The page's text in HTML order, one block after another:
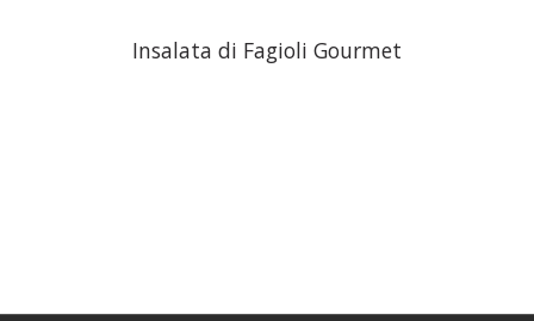
Insalata di Fagioli Gourmet